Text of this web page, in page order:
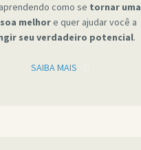
como se tornar uma
melhore quer ajudar você a
seu verdadeiro potencial.
SAIBA MAIS